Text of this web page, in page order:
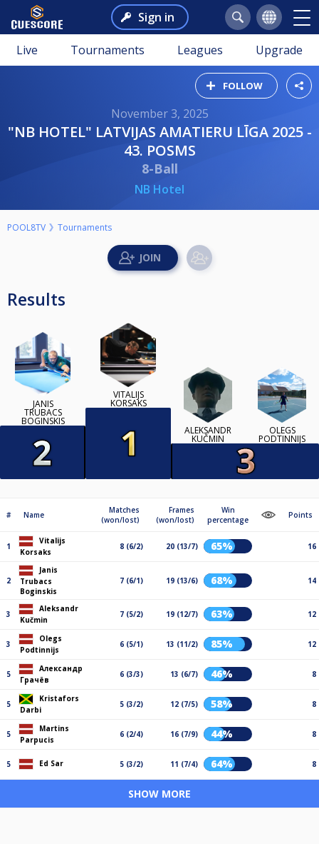
Sign in
Live Tournaments Leagues Upgrade
FOLLOW
November 3, 2025
"NB HOTEL" LATVIJAS AMATIERU LĪGA 2025 -
43. POSMS
8-Ball
NB Hotel
POOL8TV Tournaments
Results
JANIS
TRUBACS
BOGINSKIS
VITALIJS
KORSAKS
ALEKSANDR
KUČMIN
OLEGS
PODTINNIJS
# Name
Matches
(won/lost)
Frames
(won/lost)
Win
percentage
Points
1
Vitalijs
Korsaks
8 (6/2) 20 (13/7) 65% 16
2
Janis
Trubacs
Boginskis
7 (6/1) 19 (13/6) 68% 14
3
Aleksandr
Kučmin
7 (5/2) 19 (12/7) 63% 12
3
Olegs
Podtinnijs
6 (5/1) 13 (11/2) 85% 12
5
Александр
Грачёв
6 (3/3) 13 (6/7) 46% 8
5
Kristafors
Darbi
5 (3/2) 12 (7/5) 58% 8
5
Martins
Parpucis
6 (2/4) 16 (7/9) 44% 8
5 Ed Sar 5 (3/2) 11 (7/4) 64% 8
SHOW MORE